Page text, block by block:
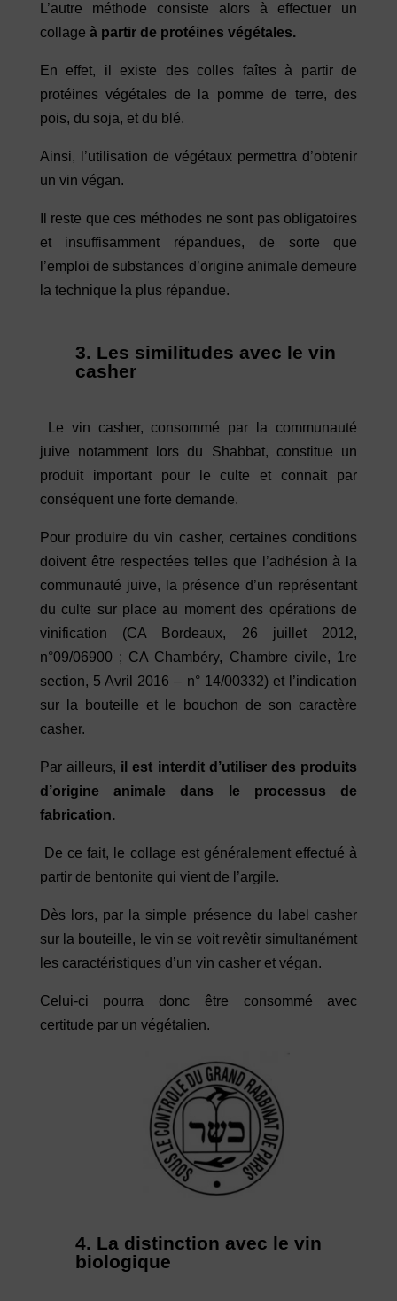
L’autre méthode consiste alors à effectuer un
collage à partir de protéines végétales.
En effet, il existe des colles faîtes à partir de
protéines végétales de la pomme de terre, des
pois, du soja, et du blé.
Ainsi, l’utilisation de végétaux permettra d’obtenir
un vin végan.
Il reste que ces méthodes ne sont pas obligatoires
et insuffisamment répandues, de sorte que
l’emploi de substances d’origine animale demeure
la technique la plus répandue.
3. Les similitudes avec le vin
casher
Le vin casher, consommé par la communauté
juive notamment lors du Shabbat, constitue un
produit important pour le culte et connait par
conséquent une forte demande.
Pour produire du vin casher, certaines conditions
doivent être respectées telles que l’adhésion à la
communauté juive, la présence d’un représentant
du culte sur place au moment des opérations de
vinification (CA Bordeaux, 26 juillet 2012,
n°09/06900 ; CA Chambéry, Chambre civile, 1re
section, 5 Avril 2016 – n° 14/00332) et l’indication
sur la bouteille et le bouchon de son caractère
casher.
Par ailleurs, il est interdit d’utiliser des produits
d’origine animale dans le processus de
fabrication.
De ce fait, le collage est généralement effectué à
partir de bentonite qui vient de l’argile.
Dès lors, par la simple présence du label casher
sur la bouteille, le vin se voit revêtir simultanément
les caractéristiques d’un vin casher et végan.
Celui-ci pourra donc être consommé avec
certitude par un végétalien.
4. La distinction avec le vin
biologique